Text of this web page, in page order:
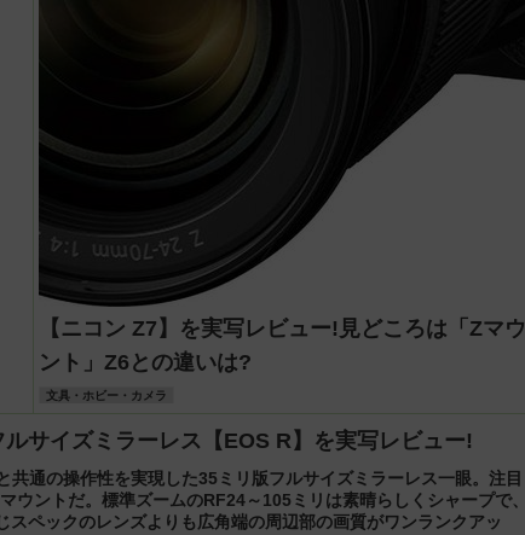
【ニコン Z7】を実写レビュー!見どころは「Zマウ
ント」Z6との違いは?
文具・ホビー・カメラ
ルサイズミラーレス【EOS R】を実写レビュー!
共通の操作性を実現した35ミリ版フルサイズミラーレス一眼。注目
ウントだ。標準ズームのRF24～105ミリは素晴らしくシャープで、
スペックのレンズよりも広角端の周辺部の画質がワンランクアッ